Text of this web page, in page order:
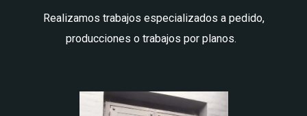
Realizamos trabajos especializados a pedido,
producciones o trabajos por planos.